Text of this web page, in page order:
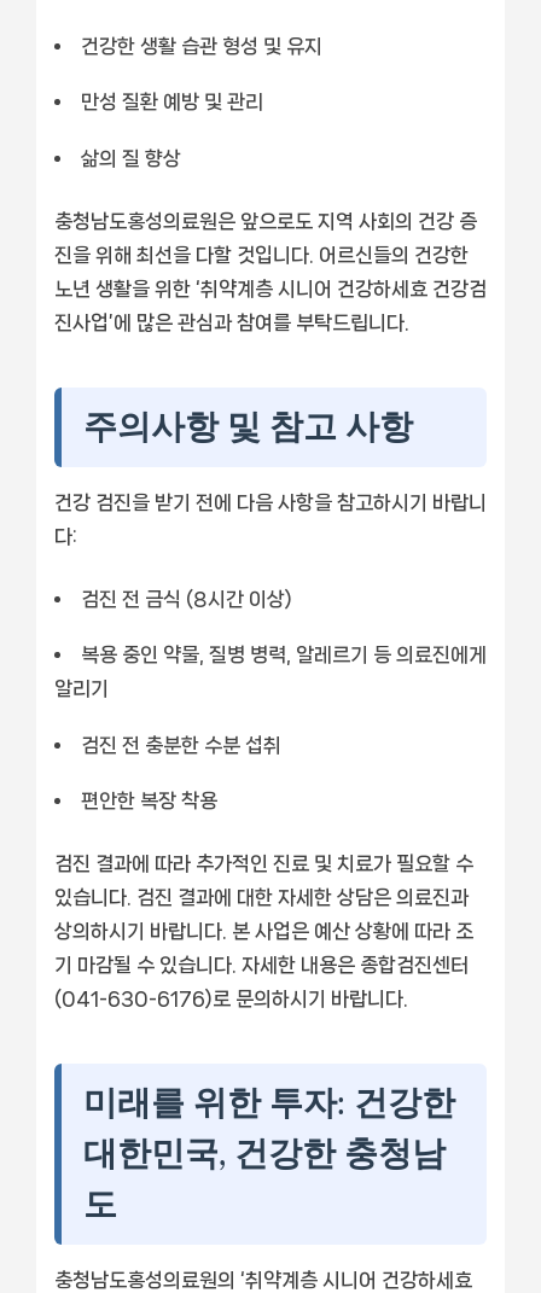
건강한 생활 습관 형성 및 유지
만성 질환 예방 및 관리
삶의 질 향상
충청남도홍성의료원은 앞으로도 지역 사회의 건강 증
진을 위해 최선을 다할 것입니다. 어르신들의 건강한
노년 생활을 위한 ‘취약계층 시니어 건강하세효 건강검
진사업’에 많은 관심과 참여를 부탁드립니다.
주의사항 및 참고 사항
건강 검진을 받기 전에 다음 사항을 참고하시기 바랍니
다:
검진 전 금식 (8시간 이상)
복용 중인 약물, 질병 병력, 알레르기 등 의료진에게
알리기
검진 전 충분한 수분 섭취
편안한 복장 착용
검진 결과에 따라 추가적인 진료 및 치료가 필요할 수
있습니다. 검진 결과에 대한 자세한 상담은 의료진과
상의하시기 바랍니다. 본 사업은 예산 상황에 따라 조
기 마감될 수 있습니다. 자세한 내용은 종합검진센터
(041-630-6176)로 문의하시기 바랍니다.
미래를 위한 투자: 건강한
대한민국, 건강한 충청남
도
충청남도홍성의료원의 ‘취약계층 시니어 건강하세효